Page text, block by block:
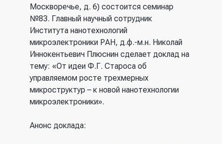
Москворечье, д. 6) состоится семинар
№83. Главный научный сотрудник
Института нанотехнологий
микроэлектроники РАН, д.ф.-м.н. Николай
Иннокентьевич Плюснин сделает доклад на
тему: «От идеи Ф.Г. Староса об
управляемом росте трехмерных
микроструктур – к новой нанотехнологии
микроэлектроники».
Анонс доклада: